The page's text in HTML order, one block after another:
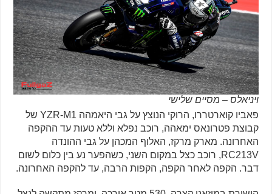
ויניאלס – מסיים שלישי
פאביו קוארטררו, הרוקי הנוצץ על גבי היאמהה YZR-M1 של
קבוצת פטרונאס ימאהה, רוכב נפלא וללא טעות עד ההקפה
האחרונה. מארק מרקז, האלוף המכהן על גבי ההונדה
RC213V, רוכב כצל במקום השני, כשהפער נע בין כלום לשום
דבר. הקפה לאחר הקפה, הקפות הרבה, עד להקפה האחרונה.